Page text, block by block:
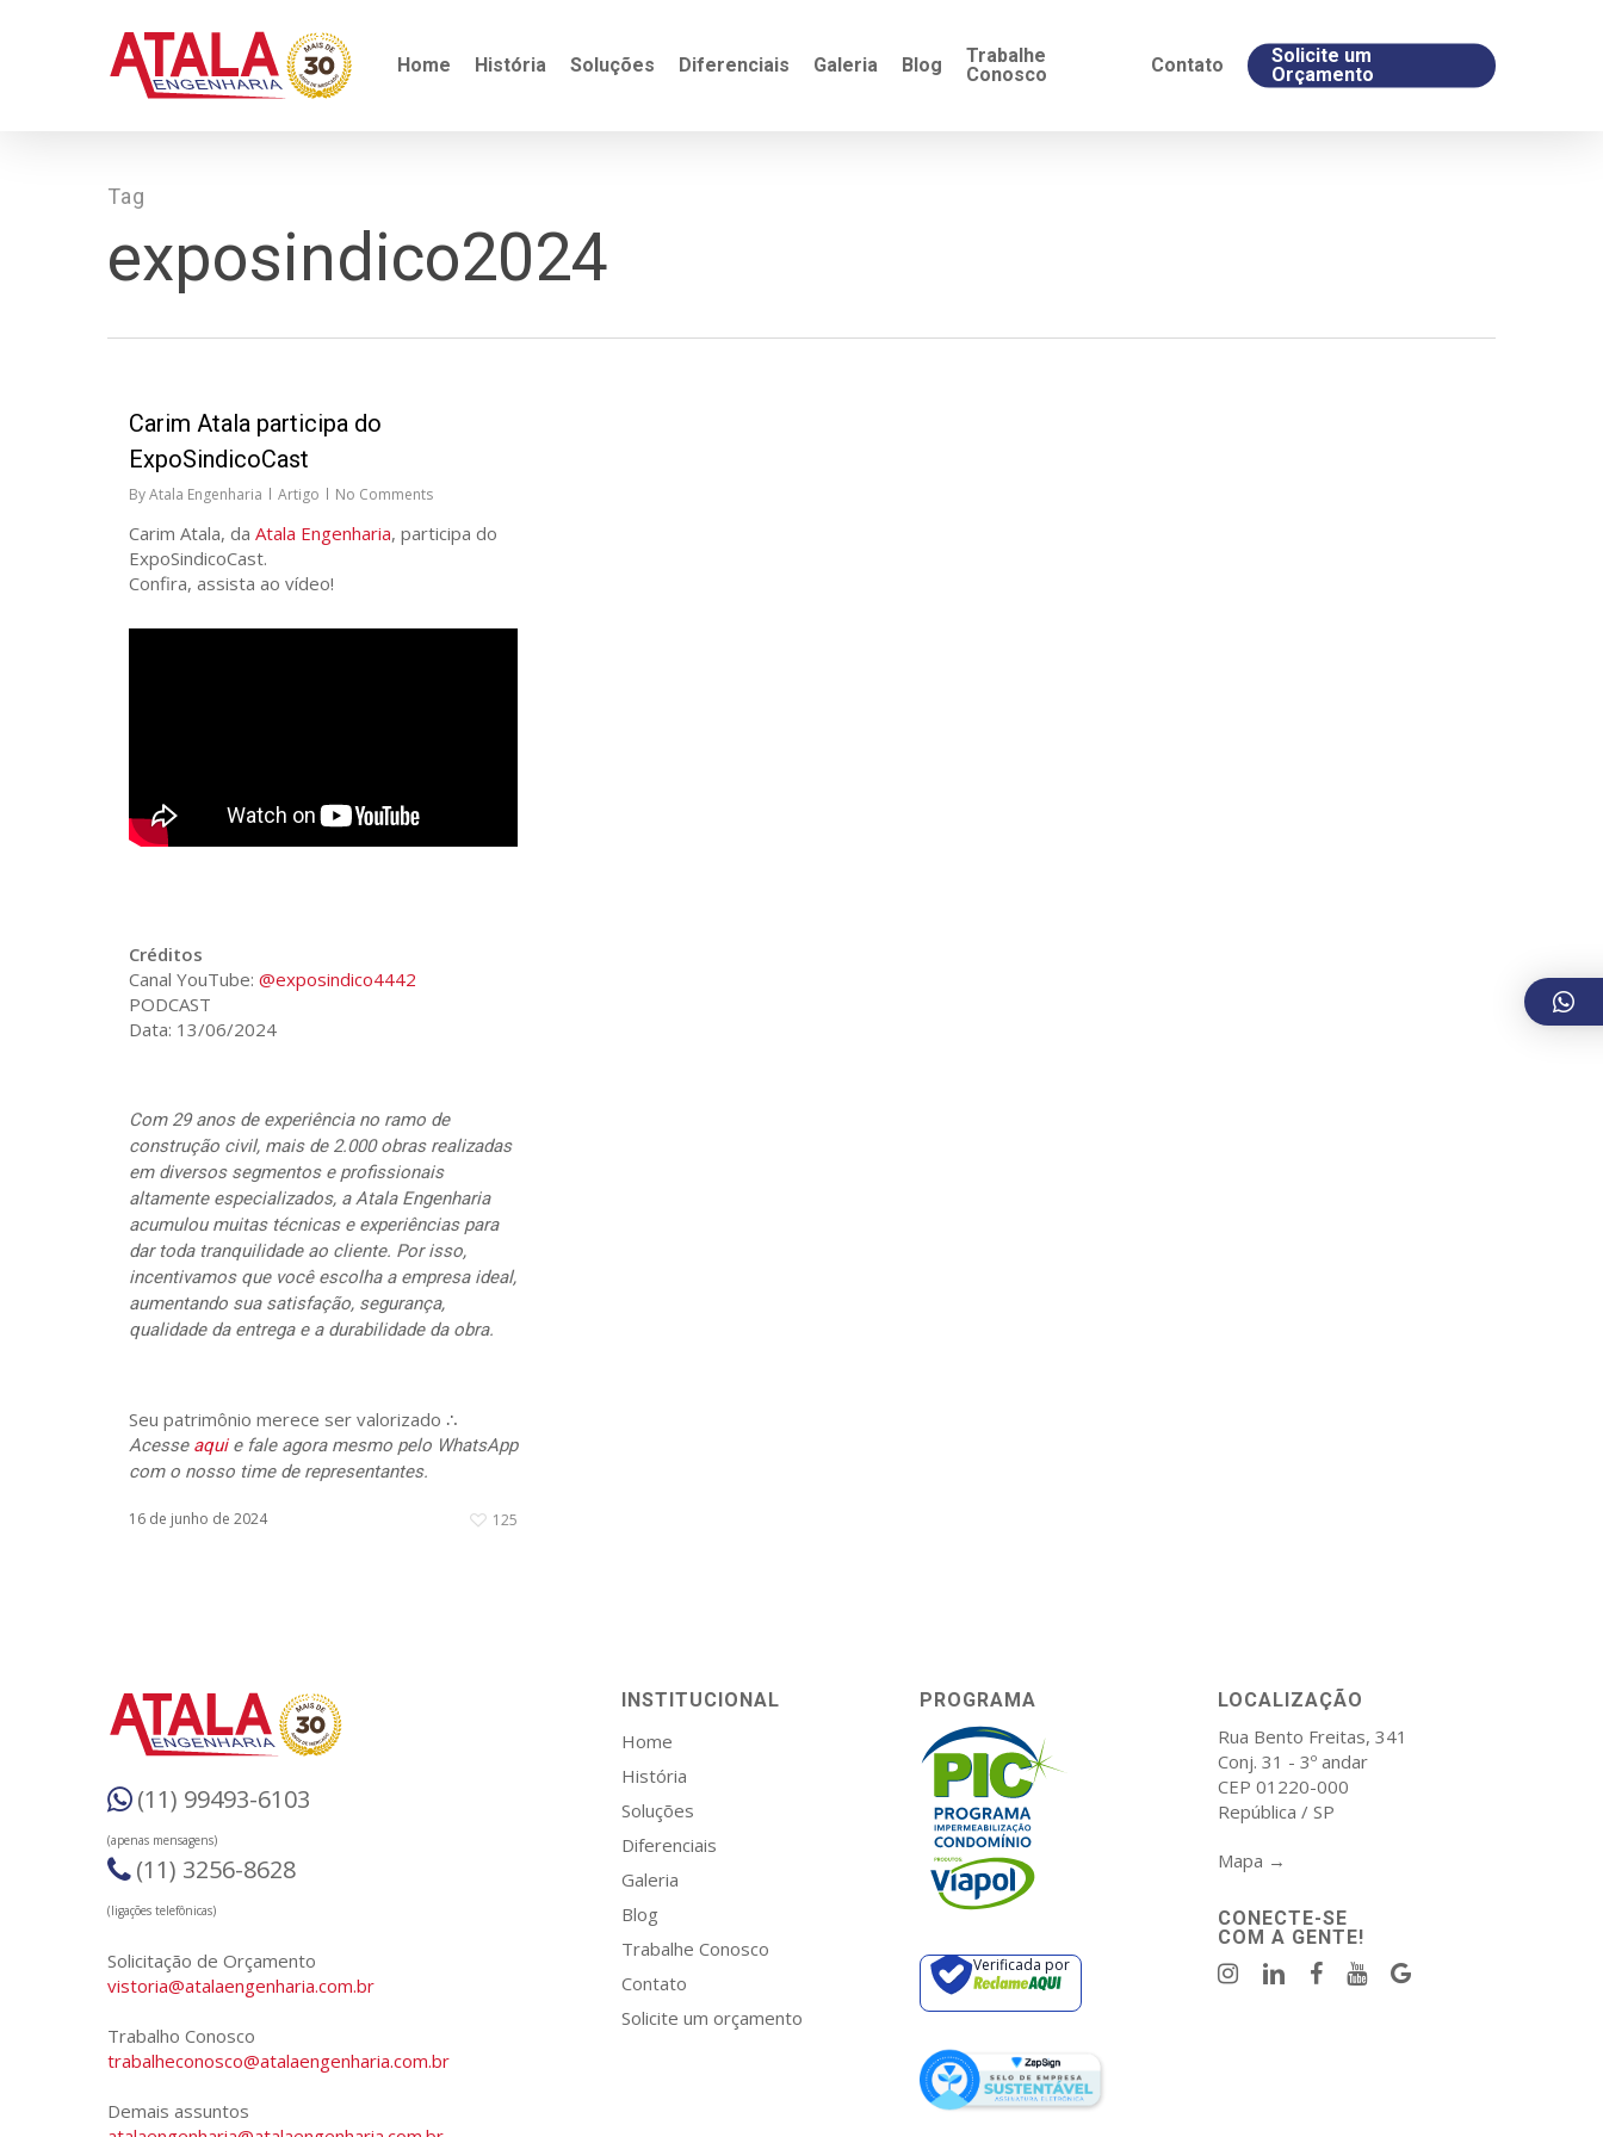
Home História Soluções Diferenciais Galeria Blog
Trabalhe
Conosco
Contato
Solicite um
Orçamento
Tag
exposindico2024
Carim Atala participa do
ExpoSindicoCast
ByAtala Engenharia Artigo No Comments
Carim Atala, da Atala Engenharia, participa do
ExpoSindicoCast.
Confira, assista ao vídeo!
Créditos
Canal YouTube: @exposindico4442
PODCAST
Data: 13/06/2024
Com 29 anos de experiência no ramo de
construção civil, mais de 2.000 obras realizadas
em diversos segmentos e profissionais
altamente especializados, a Atala Engenharia
acumulou muitas técnicas e experiências para
dar toda tranquilidade ao cliente. Por isso,
incentivamos que você escolha a empresa ideal,
aumentando sua satisfação, segurança,
qualidade da entrega e a durabilidade da obra.
Seu patrimônio merece ser valorizado ∴
Acesse aquie fale agora mesmo pelo WhatsApp
com o nosso time de representantes.
16 de junho de 2024 125
(11) 99493-6103
(apenas mensagens)
(11) 3256-8628
(ligações telefônicas)
Solicitação de Orçamento
vistoria@atalaengenharia.com.br
Trabalho Conosco
trabalheconosco@atalaengenharia.com.br
Demais assuntos
INSTITUCIONAL
Home
História
Soluções
Diferenciais
Galeria
Blog
Trabalhe Conosco
Contato
Solicite um orçamento
PROGRAMA
Verificada por
LOCALIZAÇÃO
Rua Bento Freitas, 341
Conj. 31 - 3º andar
CEP 01220-000
República / SP
Mapa →
CONECTE-SE
COM A GENTE!